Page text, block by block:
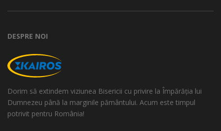
DESPRE NOI
Dorim să extindem viziunea Bisericii cu privire la Împărăția lui
Dumnezeu până la marginile pământului. Acum este timpul
potrivit pentru România!